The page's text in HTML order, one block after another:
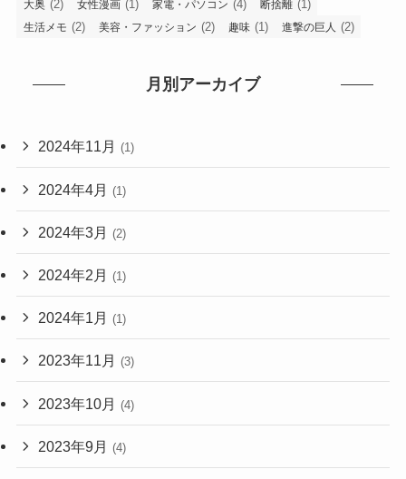
大奥 (2) 女性漫画 (1) 家電・パソコン (4) 断捨離 (1)
生活メモ (2) 美容・ファッション (2) 趣味 (1) 進撃の巨人 (2)
月別アーカイブ
2024年11月 (1)
2024年4月 (1)
2024年3月 (2)
2024年2月 (1)
2024年1月 (1)
2023年11月 (3)
2023年10月 (4)
2023年9月 (4)